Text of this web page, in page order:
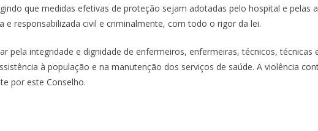
que medidas efetivas de proteção sejam adotadas pelo hospital e
e responsabilizada civil e criminalmente, com todo o rigor da lei.
pela integridade e dignidade de enfermeiros, enfermeiras, técnicos, técnicas
à população e na manutenção dos serviços de saúde. A violência
por este Conselho.